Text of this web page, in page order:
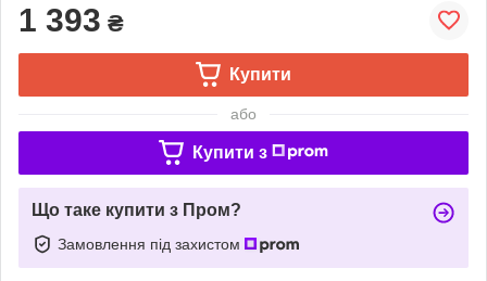
1 393 ₴
Купити
або
Купити з
Що таке купити з Пром?
Замовлення під захистом